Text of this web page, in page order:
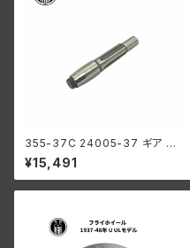
355-37C 24005-37 ギア シ
ャフト ハーレーダビッドソン 19
37-73年 WL G
¥15,491